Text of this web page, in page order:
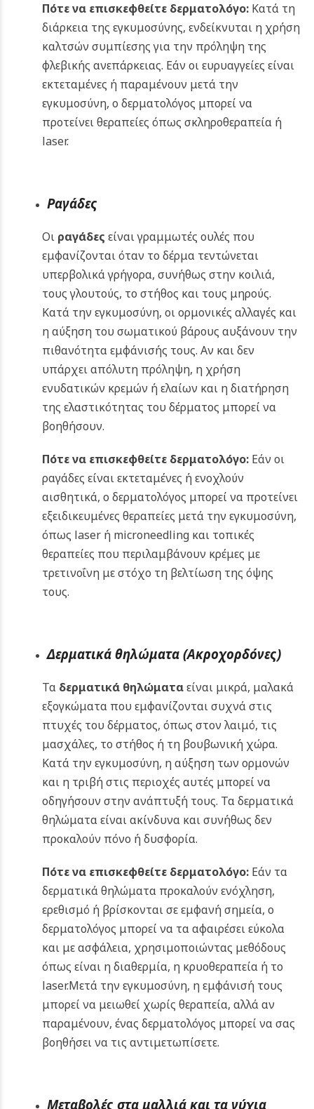
Πότε να επισκεφθείτε δερματολόγο: Κατά τη
διάρκεια της εγκυμοσύνης, ενδείκνυται η χρήση
καλτσών συμπίεσης για την πρόληψη της
φλεβικής ανεπάρκειας. Εάν οι ευρυαγγείες είναι
εκτεταμένες ή παραμένουν μετά την
εγκυμοσύνη, ο δερματολόγος μπορεί να
προτείνει θεραπείες όπως σκληροθεραπεία ή
laser.
Ραγάδες
Οι ραγάδες είναι γραμμωτές ουλές που
εμφανίζονται όταν το δέρμα τεντώνεται
υπερβολικά γρήγορα, συνήθως στην κοιλιά,
τους γλουτούς, το στήθος και τους μηρούς.
Κατά την εγκυμοσύνη, οι ορμονικές αλλαγές και
η αύξηση του σωματικού βάρους αυξάνουν την
πιθανότητα εμφάνισής τους. Αν και δεν
υπάρχει απόλυτη πρόληψη, η χρήση
ενυδατικών κρεμών ή ελαίων και η διατήρηση
της ελαστικότητας του δέρματος μπορεί να
βοηθήσουν.
Πότε να επισκεφθείτε δερματολόγο: Εάν οι
ραγάδες είναι εκτεταμένες ή ενοχλούν
αισθητικά, ο δερματολόγος μπορεί να προτείνει
εξειδικευμένες θεραπείες μετά την εγκυμοσύνη,
όπως laser ή microneedling και τοπικές
θεραπείες που περιλαμβάνουν κρέμες με
τρετινοΐνη με στόχο τη βελτίωση της όψης
τους.
Δερματικά θηλώματα (Ακροχορδόνες)
Τα δερματικά θηλώματαείναι μικρά, μαλακά
εξογκώματα που εμφανίζονται συχνά στις
πτυχές του δέρματος, όπως στον λαιμό, τις
μασχάλες, το στήθος ή τη βουβωνική χώρα.
Κατά την εγκυμοσύνη, η αύξηση των ορμονών
και η τριβή στις περιοχές αυτές μπορεί να
οδηγήσουν στην ανάπτυξή τους. Τα δερματικά
θηλώματα είναι ακίνδυνα και συνήθως δεν
προκαλούν πόνο ή δυσφορία.
Πότε να επισκεφθείτε δερματολόγο: Εάν τα
δερματικά θηλώματα προκαλούν ενόχληση,
ερεθισμό ή βρίσκονται σε εμφανή σημεία, ο
δερματολόγος μπορεί να τα αφαιρέσει εύκολα
και με ασφάλεια, χρησιμοποιώντας μεθόδους
όπως είναι η διαθερμία, η κρυοθεραπεία ή το
laser.Μετά την εγκυμοσύνη, η εμφάνισή τους
μπορεί να μειωθεί χωρίς θεραπεία, αλλά αν
παραμένουν, ένας δερματολόγος μπορεί να σας
βοηθήσει να τις αντιμετωπίσετε.
Μεταβολές στα μαλλιά και τα νύχια